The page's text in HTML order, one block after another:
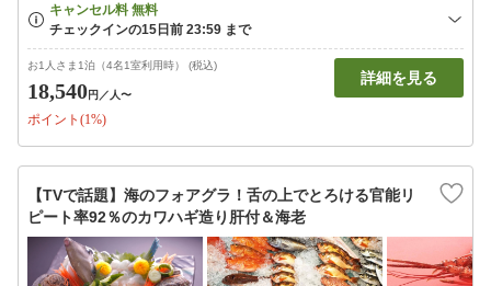
お1人さま1泊（4名1室利用時） (税込)
18,540円 ／人〜
ポイント(1%)
詳細を見る
【TVで話題】海のフォアグラ！舌の上でとろける官能リ
ピート率92％のカワハギ造り肝付＆海老